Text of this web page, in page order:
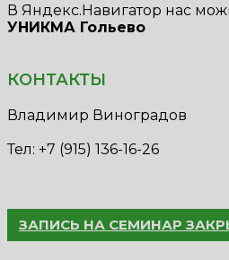
В Яндекс.Навигатор нас
УНИКМА Гольево
КОНТАКТЫ
Владимир Виноградов
Тел: +7 (915) 136-16-26
ЗАПИСЬ НА СЕМИНАР